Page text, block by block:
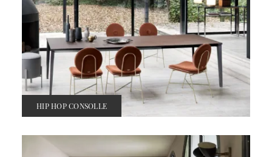
HIP HOP CONSOLLE